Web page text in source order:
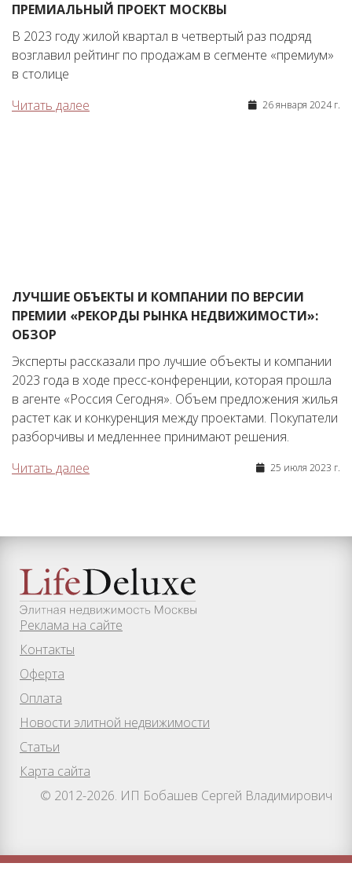
ПРЕМИАЛЬНЫЙ ПРОЕКТ МОСКВЫ
В 2023 году жилой квартал в четвертый раз подряд
возглавил рейтинг по продажам в сегменте «премиум»
в столице
Читать далее
26 января 2024 г.
ЛУЧШИЕ ОБЪЕКТЫ И КОМПАНИИ ПО ВЕРСИИ
ПРЕМИИ «РЕКОРДЫ РЫНКА НЕДВИЖИМОСТИ»:
ОБЗОР
Эксперты рассказали про лучшие объекты и компании
2023 года в ходе пресс-конференции, которая прошла
в агенте «Россия Сегодня». Объем предложения жилья
растет как и конкуренция между проектами. Покупатели
разборчивы и медленнее принимают решения.
Читать далее
25 июля 2023 г.
Реклама на сайте
Контакты
Оферта
Оплата
Новости элитной недвижимости
Статьи
Карта сайта
© 2012-2026. ИП Бобашев Сергей Владимирович